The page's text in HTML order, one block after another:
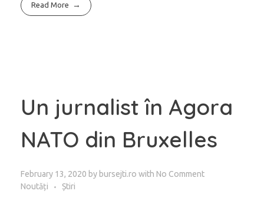
Read More
Un jurnalist în Agora
NATO din Bruxelles
February 13, 2020 by bursejti.ro with No Comment
Noutăți
Știri